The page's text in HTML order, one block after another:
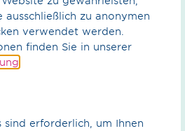
/ 30.20 KB
ausschließlich zu anonymen
verwendet werden.
finden Sie in unserer
sind erforderlich, um Ihnen